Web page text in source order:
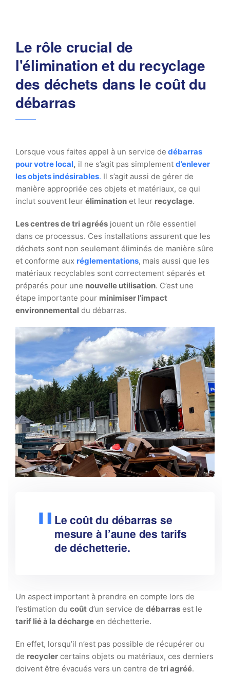
Le rôle crucial de
l'élimination et du recyclage
des déchets dans le coût du
débarras
Lorsque vous faites appel à un service de débarras
pour votre local, il ne s’agit pas simplement d’enlever
les objets indésirables. Il s’agit aussi de gérer de
manière appropriée ces objets et matériaux, ce qui
inclut souvent leur élimination et leur recyclage.
Les centres de tri agréés jouent un rôle essentiel
dans ce processus. Ces installations assurent que les
déchets sont non seulement éliminés de manière sûre
et conforme aux réglementations, mais aussi que les
matériaux recyclables sont correctement séparés et
préparés pour une nouvelle utilisation. C’est une
étape importante pour minimiser l’impact
environnemental du débarras.
Le coût du débarras se
mesure à l’aune des tarifs
de déchetterie.
Un aspect important à prendre en compte lors de
l’estimation du coût d’un service de débarras est le
tarif lié à la décharge en déchetterie.
En effet, lorsqu’il n’est pas possible de récupérer ou
de recycler certains objets ou matériaux, ces derniers
doivent être évacués vers un centre de tri agréé.